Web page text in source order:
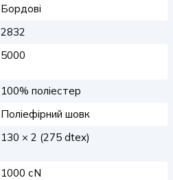
Бордові
2832
5000
100% поліестер
Поліефірний шовк
130 × 2 (275 dtex)
1000 сN